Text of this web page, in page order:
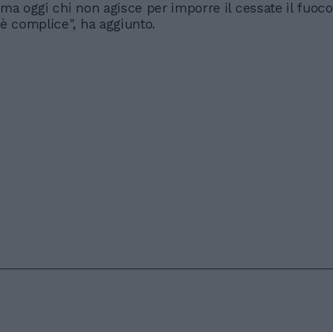
ma oggi chi non agisce per imporre il cessate il fuoco
è complice", ha aggiunto.